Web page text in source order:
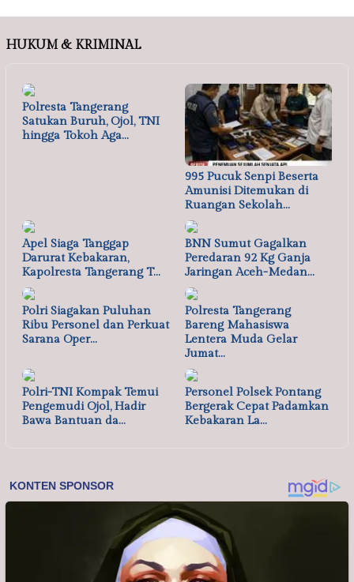
HUKUM & KRIMINAL
Polresta Tangerang
Satukan Buruh, Ojol, TNI
hingga Tokoh Aga…
995 Pucuk Senpi Beserta
Amunisi Ditemukan di
Ruangan Sekolah…
Apel Siaga Tanggap
Darurat Kebakaran,
Kapolresta Tangerang T…
BNN Sumut Gagalkan
Peredaran 92 Kg Ganja
Jaringan Aceh-Medan…
Polri Siagakan Puluhan
Ribu Personel dan Perkuat
Sarana Oper…
Polresta Tangerang
Bareng Mahasiswa
Lentera Muda Gelar
Jumat…
Polri-TNI Kompak Temui
Pengemudi Ojol, Hadir
Bawa Bantuan da…
Personel Polsek Pontang
Bergerak Cepat Padamkan
Kebakaran La…